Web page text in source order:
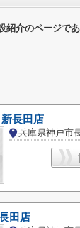
介のページで
長田店
田店